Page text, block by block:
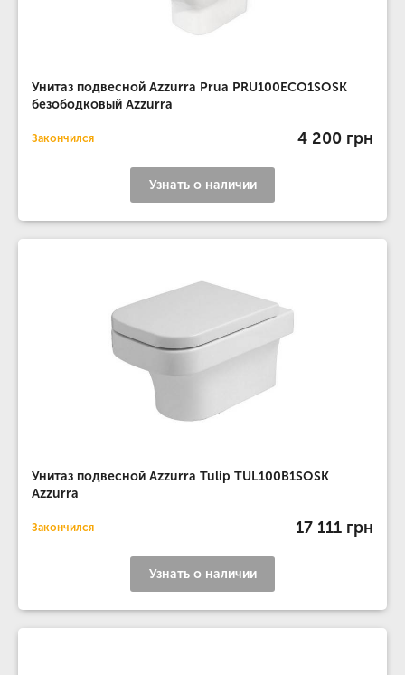
Унитаз подвесной Azzurra Prua PRU100ECO1SOSK
безободковый Azzurra
Закончился 4 200 грн
Узнать о наличии
Унитаз подвесной Azzurra Tulip TUL100B1SOSK
Azzurra
Закончился 17 111 грн
Узнать о наличии